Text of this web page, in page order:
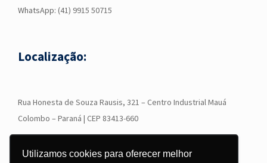
Utilizamos cookies para oferecer melhor
WhatsApp: (41) 9915 50715
Localização:
Rua Honesta de Souza Rausis, 321 – Centro Industrial Mauá
Colombo – Paraná | CEP 83413-660